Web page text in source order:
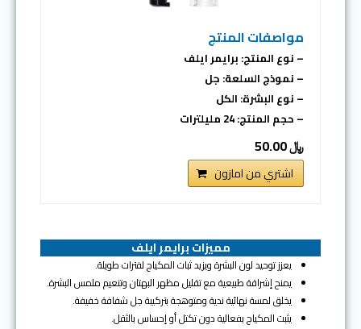
مواصفات المنتج
– نوع المنتج: برايمر ايلف
– نموذج السلعة: جل
– نوع البشرة: الكل
– حجم المنتج: 24 مليلترات
﷼ 50.00
اشتري من امازون
مميزات برايمر ايلف
يعزز توحيد لون البشرة ويزيد ثبات المكياج لفترات طويلة.
يمنح إشراقة طبيعية مع تقليل مظهر البهتان وتنعيم ملمس البشرة.
يخلق لمسة نهائية ندية ومتوهجة بتركيبة جل شفافة خفيفة.
يثبت المكياج بفعالية دون تكتل أو إحساس بالثقل.